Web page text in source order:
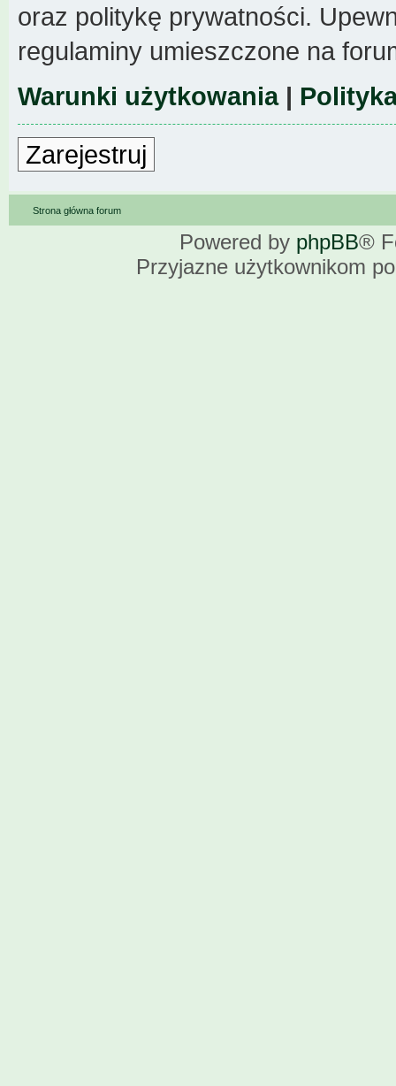
oraz politykę prywatności.
regulaminy umieszczone na
Warunki użytkowania|
Zarejestruj
Strona główna forum
Powered by phpBB®
Przyjazne użytkownikom